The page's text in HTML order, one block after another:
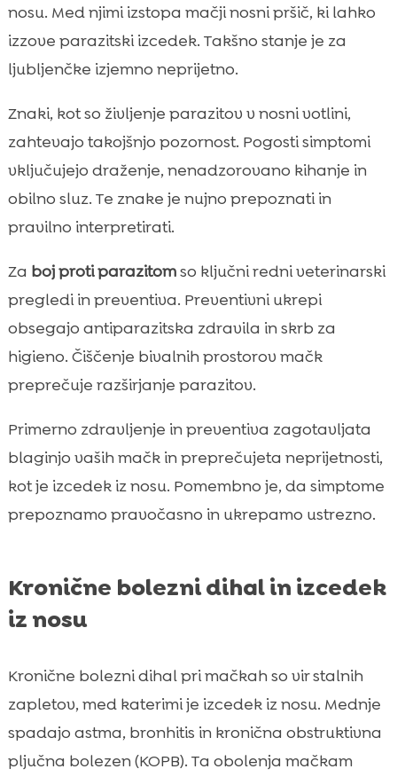
nosu. Med njimi izstopa mačji nosni pršič, ki lahko
izzove parazitski izcedek. Takšno stanje je za
ljubljenčke izjemno neprijetno.
Znaki, kot so življenje parazitov v nosni votlini,
zahtevajo takojšnjo pozornost. Pogosti simptomi
vključujejo draženje, nenadzorovano kihanje in
obilno sluz. Te znake je nujno prepoznati in
pravilno interpretirati.
Za boj proti parazitomso ključni redni veterinarski
pregledi in preventiva. Preventivni ukrepi
obsegajo antiparazitska zdravila in skrb za
higieno. Čiščenje bivalnih prostorov mačk
preprečuje razširjanje parazitov.
Primerno zdravljenje in preventiva zagotavljata
blaginjo vaših mačk in preprečujeta neprijetnosti,
kot je izcedek iz nosu. Pomembno je, da simptome
prepoznamo pravočasno in ukrepamo ustrezno.
Kronične bolezni dihal in izcedek
iz nosu
Kronične bolezni dihal pri mačkah so vir stalnih
zapletov, med katerimi je izcedek iz nosu. Mednje
spadajo astma, bronhitis in kronična obstruktivna
pljučna bolezen (KOPB). Ta obolenja mačkam